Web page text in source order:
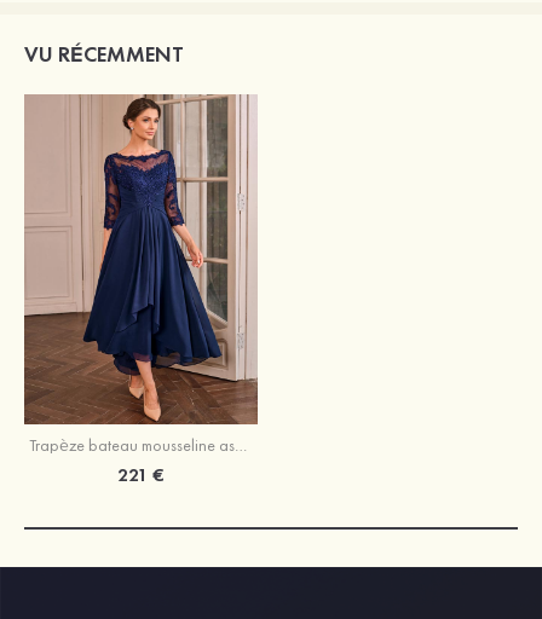
VU RÉCEMMENT
Trapèze bateau mousseline asymétrique robe de mère de la mariée avec appliqué plissé
221 €